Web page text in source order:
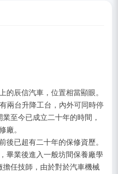
的辰信汽車，位置相當顯眼。
兩台升降工台，內外可同時停
至今已成立二十年的時間，
廠。
後已超有二十年的保修資歷。
畢業後進入一般坊間保養廠學
任技師，由於對於汽車機械